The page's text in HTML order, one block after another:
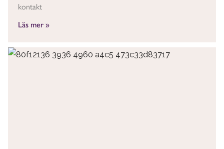
kontakt
Läs mer »